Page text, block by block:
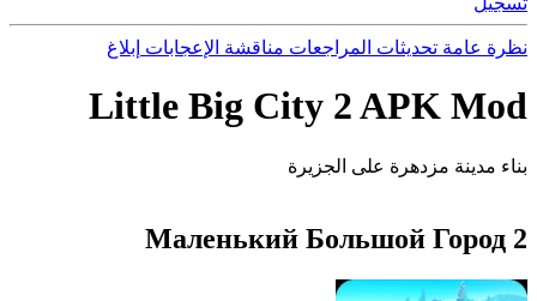
نظرة عامة تحديثات المراجعات مناقشة الإعجابات إبلاغ
Little Big City 2 APK Mod
بناء مدينة مزدهرة على الجزيرة
Маленький Большой Город 2